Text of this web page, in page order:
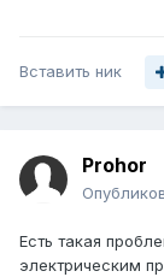
Вставить ник
Prohor
Есть такая
электрическим